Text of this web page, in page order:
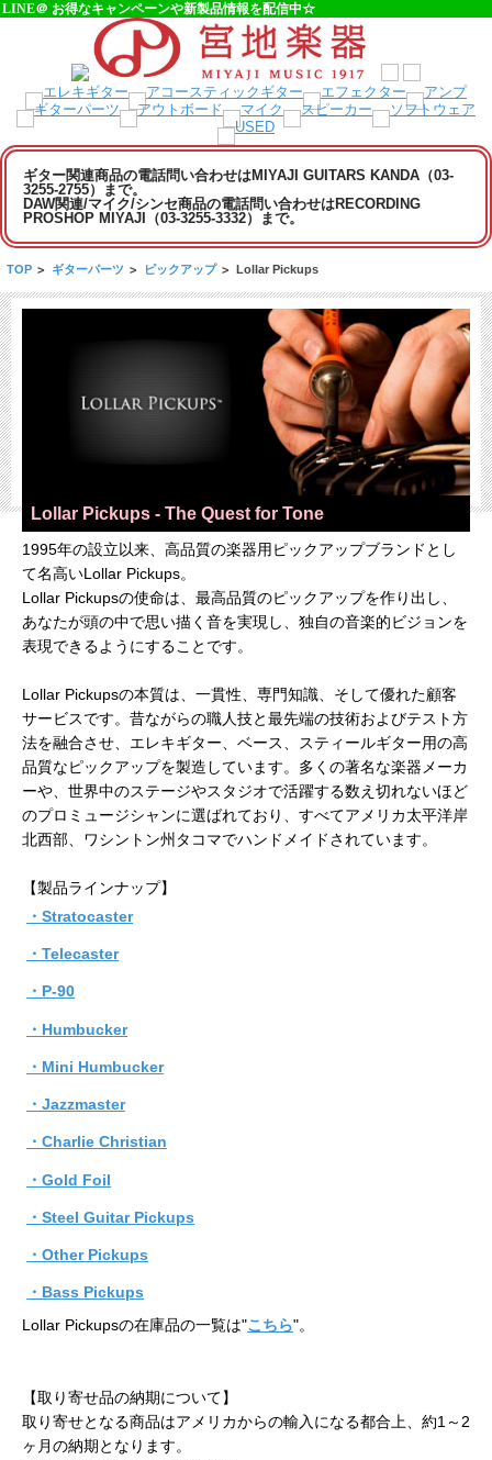
LINE＠ お得なキャンペーンや新製品情報を配信中☆
ギター関連商品の電話問い合わせはMIYAJI GUITARS KANDA（03-
3255-2755）まで。
DAW関連/マイク/シンセ商品の電話問い合わせはRECORDING
PROSHOP MIYAJI（03-3255-3332）まで。
TOP > ギターパーツ > ピックアップ > Lollar Pickups
Lollar Pickups - The Quest for Tone
1995年の設立以来、高品質の楽器用ピックアップブランドとし
て名高いLollar Pickups。
Lollar Pickupsの使命は、最高品質のピックアップを作り出し、
あなたが頭の中で思い描く音を実現し、独自の音楽的ビジョンを
表現できるようにすることです。
Lollar Pickupsの本質は、一貫性、専門知識、そして優れた顧客
サービスです。昔ながらの職人技と最先端の技術およびテスト方
法を融合させ、エレキギター、ベース、スティールギター用の高
品質なピックアップを製造しています。多くの著名な楽器メーカ
ーや、世界中のステージやスタジオで活躍する数え切れないほど
のプロミュージシャンに選ばれており、すべてアメリカ太平洋岸
北西部、ワシントン州タコマでハンドメイドされています。
【製品ラインナップ】
・Stratocaster
・Telecaster
・P-90
・Humbucker
・Mini Humbucker
・Jazzmaster
・Charlie Christian
・Gold Foil
・Steel Guitar Pickups
・Other Pickups
・Bass Pickups
Lollar Pickupsの在庫品の一覧は"こちら"。
【取り寄せ品の納期について】
取り寄せとなる商品はアメリカからの輸入になる都合上、約1～2
ヶ月の納期となります。